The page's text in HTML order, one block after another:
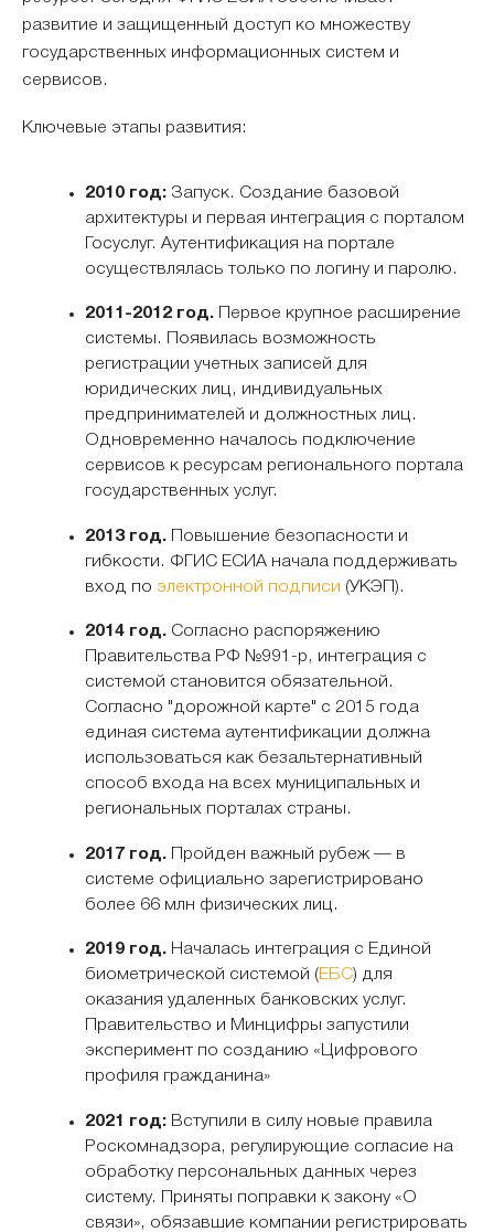
развитие и защищенный доступ ко множеству
государственных информационных систем и
сервисов.
Ключевые этапы развития:
2010 год:Запуск. Создание базовой
архитектуры и первая интеграция с порталом
Госуслуг. Аутентификация на портале
осуществлялась только по логину и паролю.
2011-2012 год.Первое крупное расширение
системы. Появилась возможность
регистрации учетных записей для
юридических лиц, индивидуальных
предпринимателей и должностных лиц.
Одновременно началось подключение
сервисов к ресурсам регионального портала
государственных услуг.
2013 год.Повышение безопасности и
гибкости. ФГИС ЕСИА начала поддерживать
вход по электронной подписи (УКЭП).
2014 год.Согласно распоряжению
Правительства РФ №991-р, интеграция с
системой становится обязательной.
Согласно "дорожной карте" с 2015 года
единая система аутентификации должна
использоваться как безальтернативный
способ входа на всех муниципальных и
региональных порталах страны.
2017 год.Пройден важный рубеж — в
системе официально зарегистрировано
более 66 млн физических лиц.
2019 год.Началась интеграция с Единой
биометрической системой ( ЕБС) для
оказания удаленных банковских услуг.
Правительство и Минцифры запустили
эксперимент по созданию «Цифрового
профиля гражданина»
2021 год:Вступили в силу новые правила
Роскомнадзора, регулирующие согласие на
обработку персональных данных через
систему. Приняты поправки к закону «О
связи», обязавшие компании регистрировать